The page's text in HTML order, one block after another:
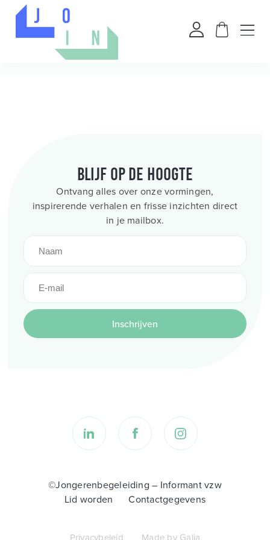
Blijf op de hoogte
Ontvang alles over onze vormingen,
inspirerende verhalen en frisse inzichten direct
in je mailbox.
Inschrijven
©Jongerenbegeleiding – Informant vzw
Lid worden
Contactgegevens
Privacybeleid Made by Galia